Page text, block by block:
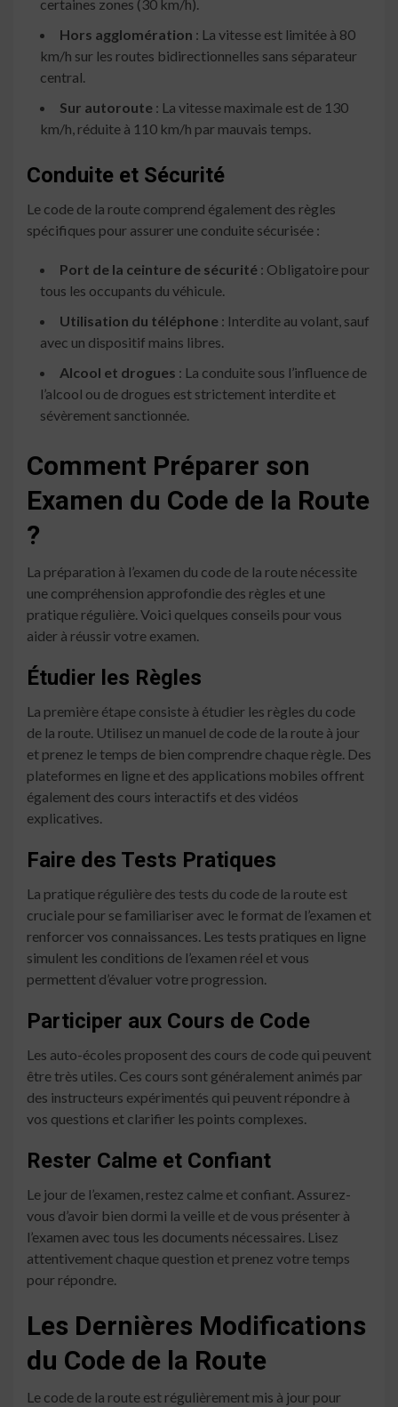
certaines zones (30 km/h).
Hors agglomération : La vitesse est limitée à 80
km/h sur les routes bidirectionnelles sans séparateur
central.
Sur autoroute : La vitesse maximale est de 130
km/h, réduite à 110 km/h par mauvais temps.
Conduite et Sécurité
Le code de la route comprend également des règles
spécifiques pour assurer une conduite sécurisée :
Port de la ceinture de sécurité : Obligatoire pour
tous les occupants du véhicule.
Utilisation du téléphone : Interdite au volant, sauf
avec un dispositif mains libres.
Alcool et drogues : La conduite sous l’influence de
l’alcool ou de drogues est strictement interdite et
sévèrement sanctionnée.
Comment Préparer son
Examen du Code de la Route
?
La préparation à l’examen du code de la route nécessite
une compréhension approfondie des règles et une
pratique régulière. Voici quelques conseils pour vous
aider à réussir votre examen.
Étudier les Règles
La première étape consiste à étudier les règles du code
de la route. Utilisez un manuel de code de la route à jour
et prenez le temps de bien comprendre chaque règle. Des
plateformes en ligne et des applications mobiles offrent
également des cours interactifs et des vidéos
explicatives.
Faire des Tests Pratiques
La pratique régulière des tests du code de la route est
cruciale pour se familiariser avec le format de l’examen et
renforcer vos connaissances. Les tests pratiques en ligne
simulent les conditions de l’examen réel et vous
permettent d’évaluer votre progression.
Participer aux Cours de Code
Les auto-écoles proposent des cours de code qui peuvent
être très utiles. Ces cours sont généralement animés par
des instructeurs expérimentés qui peuvent répondre à
vos questions et clarifier les points complexes.
Rester Calme et Confiant
Le jour de l’examen, restez calme et confiant. Assurez-
vous d’avoir bien dormi la veille et de vous présenter à
l’examen avec tous les documents nécessaires. Lisez
attentivement chaque question et prenez votre temps
pour répondre.
Les Dernières Modifications
du Code de la Route
Le code de la route est régulièrement mis à jour pour